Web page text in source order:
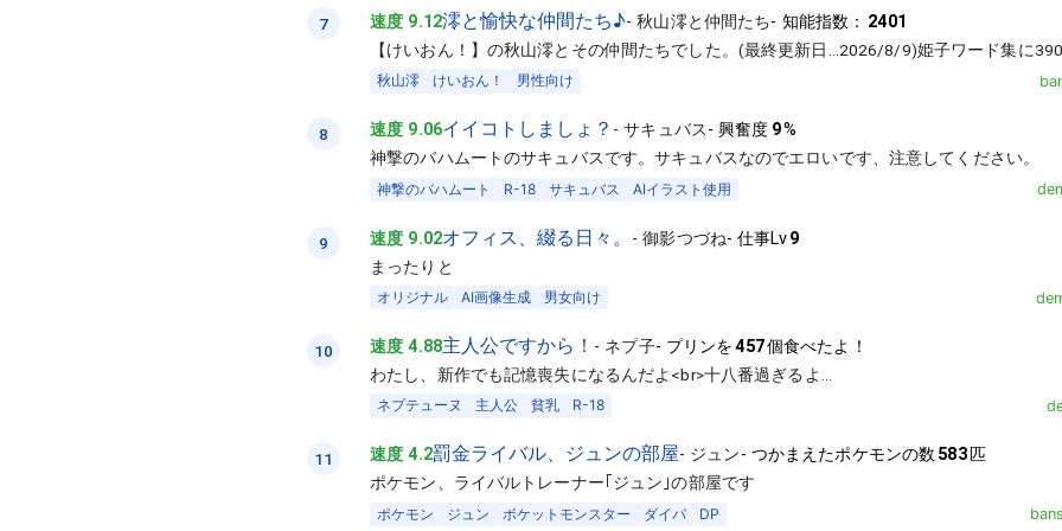
7 速度 9.12澪と愉快な仲間たち♪-秋山澪と仲間たち- 知能指数： 2401
【けいおん！】の秋山澪とその仲間たちでした。(最終更新日…2026/8/9)姫子ワード集に
秋山澪 けいおん！ 男性向け
8 速度 9.06イイコトしましょ？ -サキュバス-興奮度 9%
神撃のバハムートのサキュバスです。サキュバスなのでエロいです、注意してください。
神撃のバハムート R-18 サキュバス AIイラスト使用
9 速度 9.02オフィス、綴る日々。 -御影つづね-仕事Lv9
まったりと
オリジナル AI画像生成 男女向け
10 速度 4.88主人公ですから！ - ネプ子- プリンを 457個食べたよ！
わたし、新作でも記憶喪失になるんだよ<br>十八番過ぎるよ…
ネプテューヌ 主人公 貧乳 R-18
11 速度 4.2罰金ライバル、ジュンの部屋- ジュン- つかまえたポケモンの数 583 匹
ポケモン、ライバルトレーナー｢ジュン｣の部屋です
ポケモン ジュン ポケットモンスター ダイパ DP